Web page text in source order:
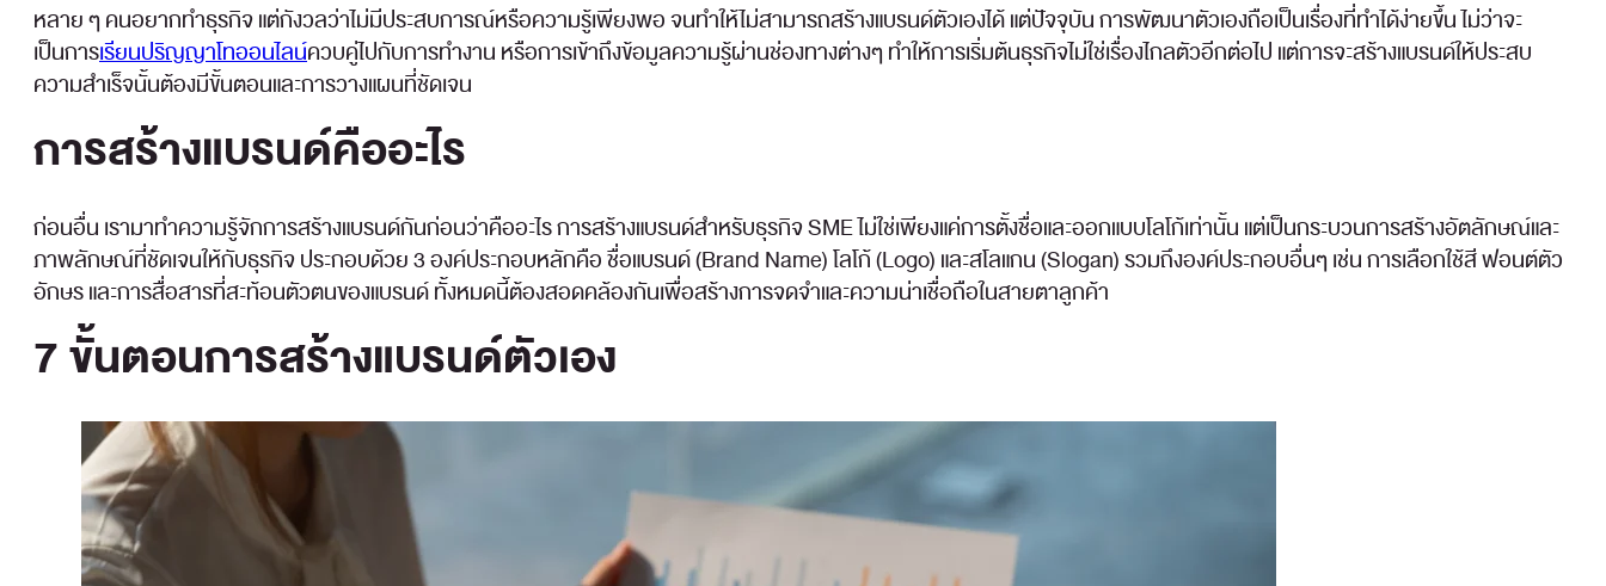
หลาย ๆ คนอยากทำธุรกิจ แต่กังวลว่าไม่มีประสบการณ์หรือความรู้เพียงพอ จนทำให้ไม่สามารถสร้างแบรนด์ตัวเองได้ แต่ปัจจุบัน การพัฒนาตัวเองถือเป็นเรื่องที่ทำได้ง่ายขึ้น ไม่ว่าจะ
เป็นการเรียนปริญญาโทออนไลน์ควบคู่ไปกับการทำงาน หรือการเข้าถึงข้อมูลความรู้ผ่านช่องทางต่างๆ ทำให้การเริ่มต้นธุรกิจไม่ใช่เรื่องไกลตัวอีกต่อไป แต่การจะสร้างแบรนด์ให้ประสบ
ความสำเร็จนั้นต้องมีขั้นตอนและการวางแผนที่ชัดเจน
การสร้างแบรนด์คืออะไร
ก่อนอื่น เรามาทำความรู้จักการสร้างแบรนด์กันก่อนว่าคืออะไร การสร้างแบรนด์สำหรับธุรกิจ SME ไม่ใช่เพียงแค่การตั้งชื่อและออกแบบโลโก้เท่านั้น แต่เป็นกระบวนการสร้างอัตลักษณ์และ
ภาพลักษณ์ที่ชัดเจนให้กับธุรกิจ ประกอบด้วย 3 องค์ประกอบหลักคือ ชื่อแบรนด์ (Brand Name) โลโก้ (Logo) และสโลแกน (Slogan) รวมถึงองค์ประกอบอื่นๆ เช่น การเลือกใช้สี ฟอนต์ตัว
อักษร และการสื่อสารที่สะท้อนตัวตนของแบรนด์ ทั้งหมดนี้ต้องสอดคล้องกันเพื่อสร้างการจดจำและความน่าเชื่อถือในสายตาลูกค้า
7 ขั้นตอนการสร้างแบรนด์ตัวเอง